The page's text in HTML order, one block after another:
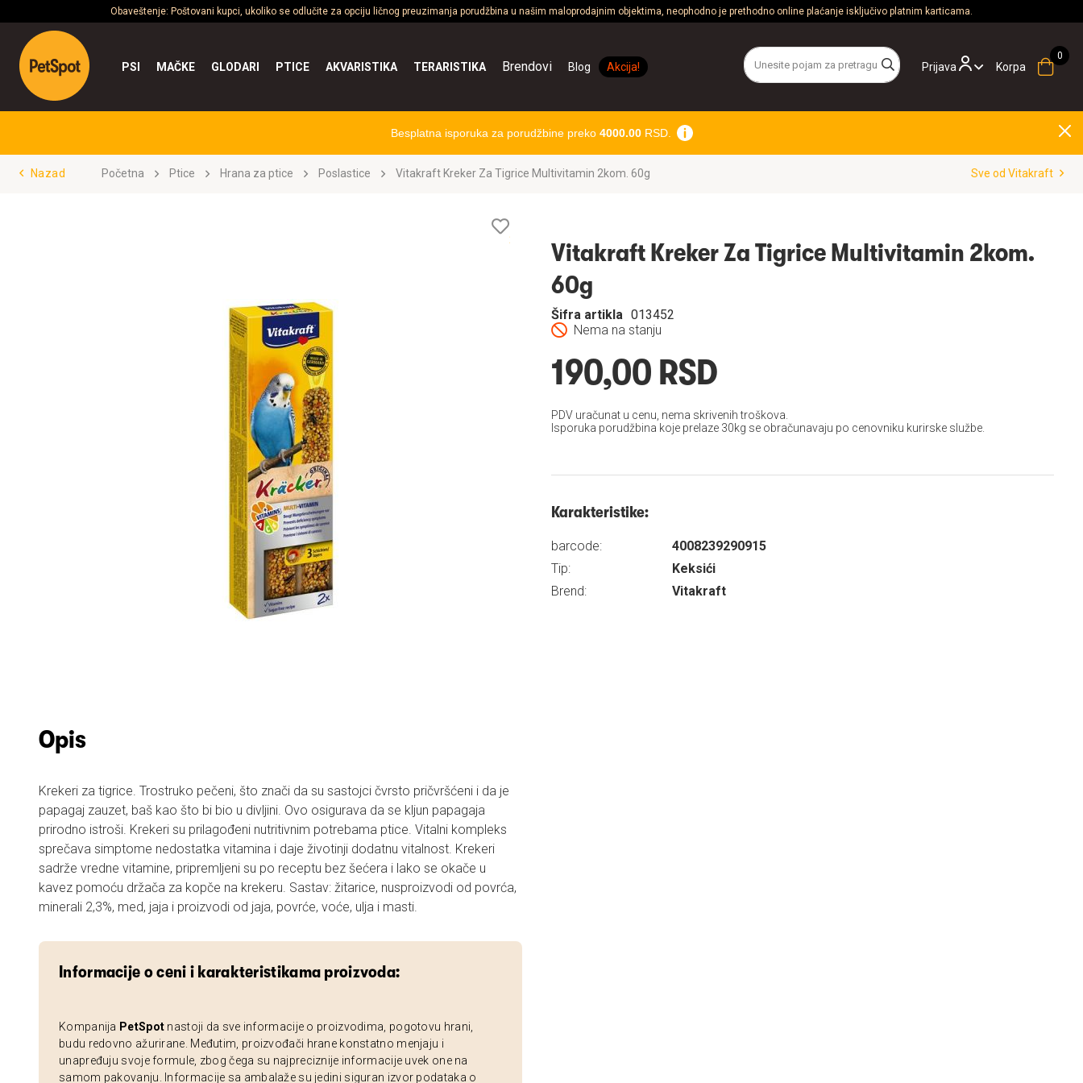
Obaveštenje: Poštovani kupci, ukoliko se odlučite za opciju ličnog preuzimanja porudžbina u našim maloprodajnim objektima, neophodno je prethodno online plaćanje isključivo platnim karticama.
Prijava
PSI MAČKE GLODARI PTICE AKVARISTIKA TERARISTIKA Brendovi Blog Akcija! Korpa
Besplatna isporuka za porudžbine preko 4000.00RSD.
Nazad Početna Ptice Hrana za ptice Poslastice Vitakraft Kreker Za Tigrice Multivitamin 2kom. 60g Sve od Vitakraft
Opis
Krekeri za tigrice. Trostruko pečeni, što znači da su sastojci čvrsto pričvršćeni i da je
papagaj zauzet, baš kao što bi bio u divljini. Ovo osigurava da se kljun papagaja
prirodno istroši. Krekeri su prilagođeni nutritivnim potrebama ptice. Vitalni kompleks
sprečava simptome nedostatka vitamina i daje životinji dodatnu vitalnost. Krekeri
sadrže vredne vitamine, pripremljeni su po receptu bez šećera i lako se okače u
kavez pomoću držača za kopče na krekeru. Sastav: žitarice, nusproizvodi od povrća,
minerali 2,3%, med, jaja i proizvodi od jaja, povrće, voće, ulja i masti.
Informacije o ceni i karakteristikama proizvoda:
Kompanija PetSpot nastoji da sve informacije o proizvodima, pogotovu hrani,
budu redovno ažurirane. Međutim, proizvođači hrane konstatno menjaju i
unapređuju svoje formule, zbog čega su najpreciznije informacije uvek one na
samom pakovanju. Informacije sa ambalaže su jedini siguran izvor podataka o
želja
Vitakraft Kreker Za Tigrice Multivitamin 2kom.
60g
Nema na stanju
Šifra artikla 013452
190,00 RSD
PDV uračunat u cenu, nema skrivenih troškova.
Isporuka porudžbina koje prelaze 30kg se obračunavaju po cenovniku kurirske službe.
Karakteristike:
barcode:
4008239290915
Tip:
Keksići
Brend:
Vitakraft